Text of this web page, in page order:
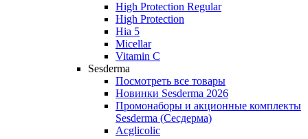
High Protection Regular
High Protection
Hia 5
Micellar
Vitamin C
Sesderma
Посмотреть все товары
Новинки Sesderma 2026
Промонаборы и акционные комплекты
Sesderma (Сесдерма)
Acglicolic